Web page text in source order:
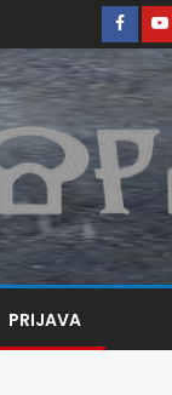
PRIJAVA